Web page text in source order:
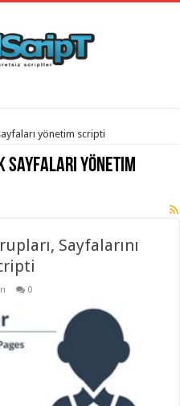
yönetim scripti
sayfaları yönetim
Sayfalarını
0